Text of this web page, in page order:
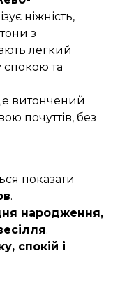
ніжність,
з
легкий
спокою та
витончений
почуттів, без
показати
.
народження,
.
спокій і